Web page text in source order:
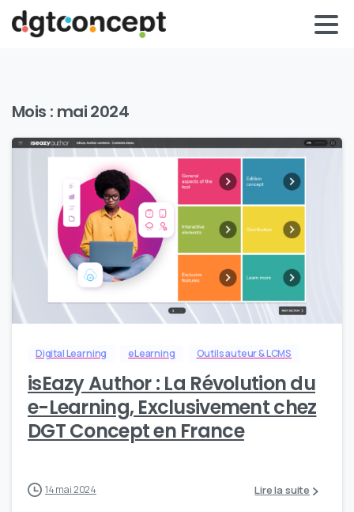
Mois : mai 2024
Digital Learning eLearning Outils auteur & LCMS
isEazy Author : La Révolution du
e-Learning, Exclusivement chez
DGT Concept en France
14 mai 2024 Lire la suite